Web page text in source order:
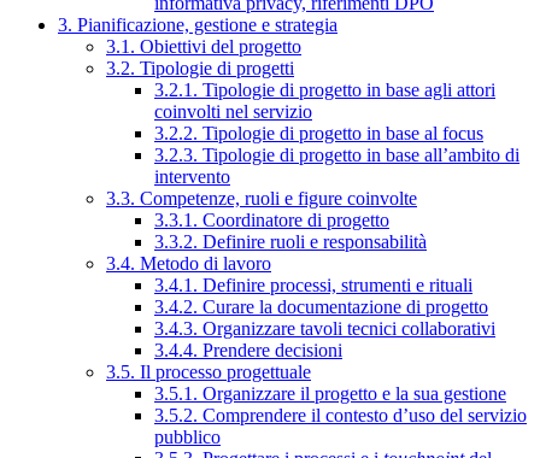
3. Pianificazione, gestione e strategia
3.1. Obiettivi del progetto
3.2. Tipologie di progetti
3.2.1. Tipologie di progetto in base agli attori
coinvolti nel servizio
3.2.2. Tipologie di progetto in base al focus
3.2.3. Tipologie di progetto in base all’ambito di
intervento
3.3. Competenze, ruoli e figure coinvolte
3.3.1. Coordinatore di progetto
3.3.2. Definire ruoli e responsabilità
3.4. Metodo di lavoro
3.4.1. Definire processi, strumenti e rituali
3.4.2. Curare la documentazione di progetto
3.4.3. Organizzare tavoli tecnici collaborativi
3.4.4. Prendere decisioni
3.5. Il processo progettuale
3.5.1. Organizzare il progetto e la sua gestione
3.5.2. Comprendere il contesto d’uso del servizio
pubblico